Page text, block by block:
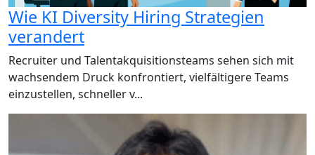
Wie KI Diversity Hiring Strategien
verandert
Recruiter und Talentakquisitionsteams sehen sich mit
wachsendem Druck konfrontiert, vielfältigere Teams
einzustellen, schneller v...